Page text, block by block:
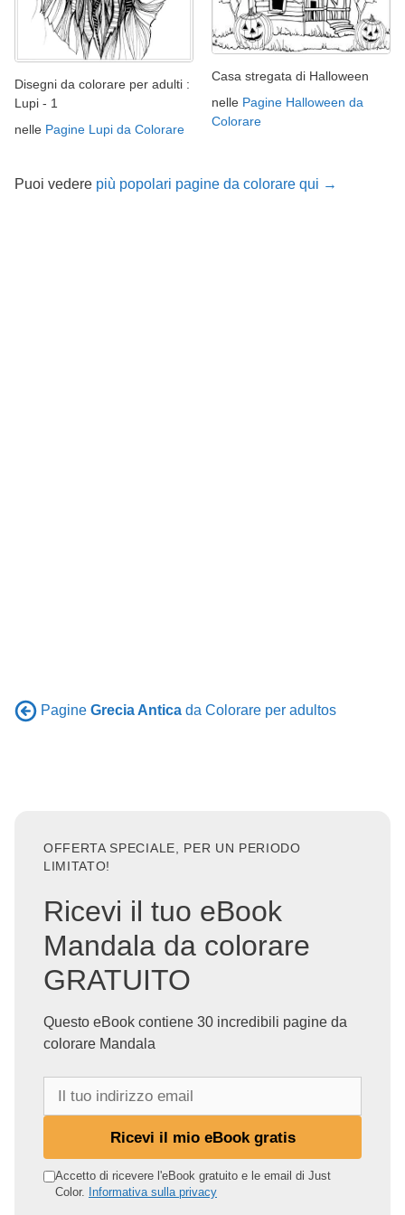
Disegni da colorare per adulti :
Lupi - 1
nelle Pagine Lupi da Colorare
Casa stregata di Halloween
nelle Pagine Halloween da
Colorare
Puoi vedere più popolari pagine da colorare qui →
Pagine Grecia Antica da Colorare per adultos
OFFERTA SPECIALE, PER UN PERIODO
LIMITATO!
Ricevi il tuo eBook
Mandala da colorare
GRATUITO
Questo eBook contiene 30 incredibili pagine da
colorare Mandala
o
Ricevi il mio eBook gratis
Accetto di ricevere l'eBook gratuito e le email di Just
Color. Informativa sulla privacy